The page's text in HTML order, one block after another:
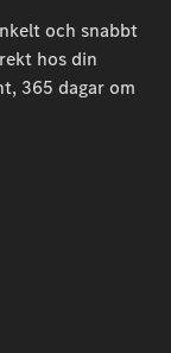
och snabbt
hos din
365 dagar om